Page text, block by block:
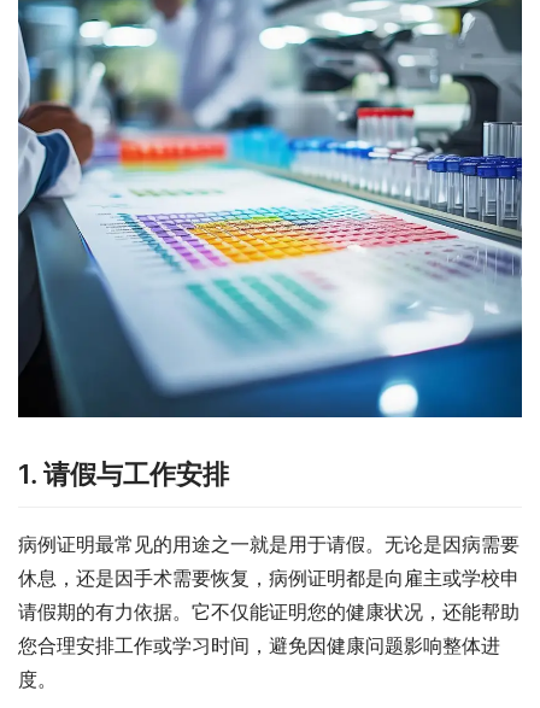
1. 请假与工作安排
病例证明最常见的用途之一就是用于请假。无论是因病需要
休息，还是因手术需要恢复，病例证明都是向雇主或学校申
请假期的有力依据。它不仅能证明您的健康状况，还能帮助
您合理安排工作或学习时间，避免因健康问题影响整体进
度。